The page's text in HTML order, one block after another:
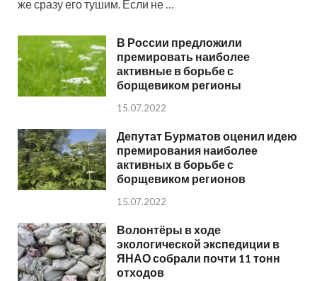
же сразу его тушим. Если не …
В России предложили
премировать наиболее
активные в борьбе с
борщевиком регионы
15.07.2022
Депутат Бурматов оценил идею
премирования наиболее
активных в борьбе с
борщевиком регионов
15.07.2022
Волонтёры в ходе
экологической экспедиции в
ЯНАО собрали почти 11 тонн
отходов